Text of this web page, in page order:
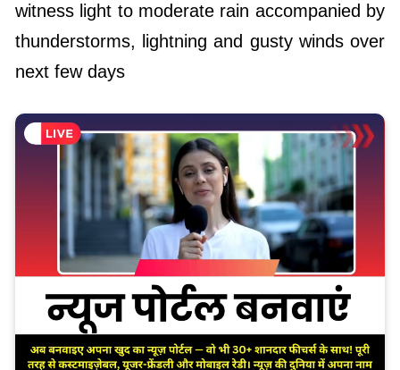
witness light to moderate rain accompanied by
thunderstorms, lightning and gusty winds over
next few days